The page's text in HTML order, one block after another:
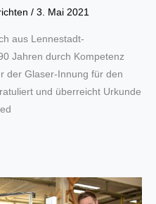
/ 3. Mai 2021
aus Lennestadt-
Jahren durch Kompetenz
der Glaser-Innung für den
und überreicht Urkunde